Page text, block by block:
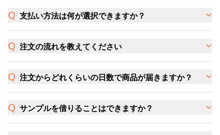
支払い方法は何が選択できますか？
注文の流れを教えてください
注文からどれくらいの日数で商品が届きますか？
サンプルを借りることはできますか？